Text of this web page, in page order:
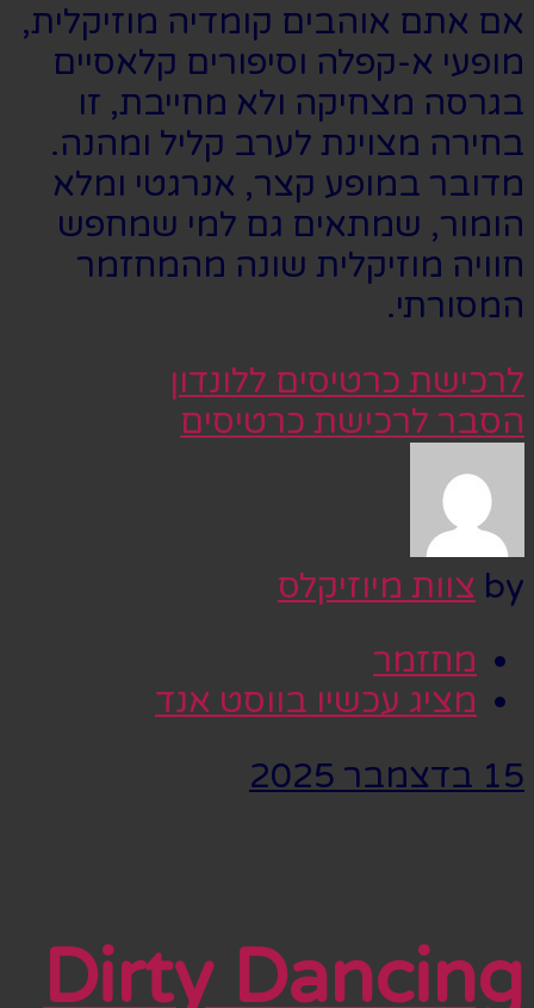
אם אתם אוהבים קומדיה מוזיקלית,
מופעי א-קפלה וסיפורים קלאסיים
בגרסה מצחיקה ולא מחייבת, זו
בחירה מצוינת לערב קליל ומהנה.
מדובר במופע קצר, אנרגטי ומלא
הומור, שמתאים גם למי שמחפש
חוויה מוזיקלית שונה מהמחזמר
המסורתי.
לרכישת כרטיסים ללונדון
הסבר לרכישת כרטיסים
by צוות מיוזיקלס
מחזמר
מציג עכשיו בווסט אנד
15 בדצמבר 2025
Dirty Dancing